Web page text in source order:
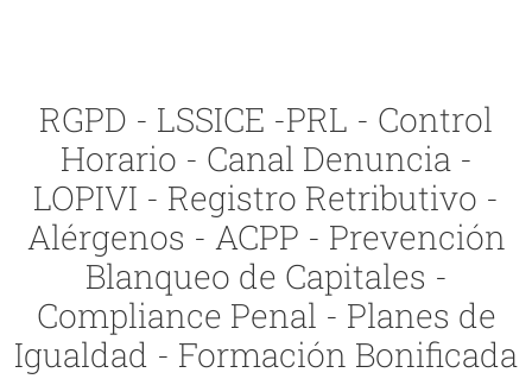
RGPD - LSSICE -PRL - Control
Horario - Canal Denuncia -
LOPIVI - Registro Retributivo -
Alérgenos - ACPP - Prevención
Blanqueo de Capitales -
Compliance Penal - Planes de
Igualdad - Formación Bonificada